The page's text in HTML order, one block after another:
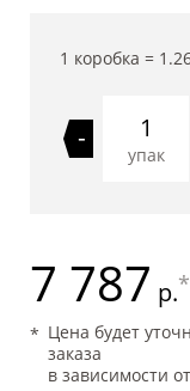
1 коробка =
-
упак
7 787 р.*
Цена будет
заказа
в зависимости